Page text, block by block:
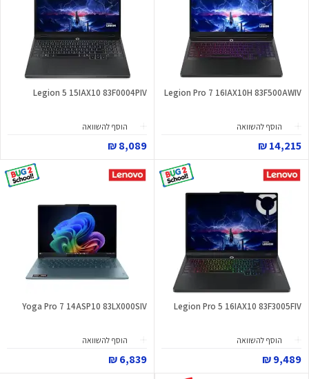
Legion Pro 7 16IAX10H 83F500AWIV
הוסף להשוואה
14,215 ₪
Legion 5 15IAX10 83F0004PIV
הוסף להשוואה
8,089 ₪
Legion Pro 5 16IAX10 83F3005FIV
הוסף להשוואה
9,489 ₪
Yoga Pro 7 14ASP10 83LX000SIV
הוסף להשוואה
6,839 ₪